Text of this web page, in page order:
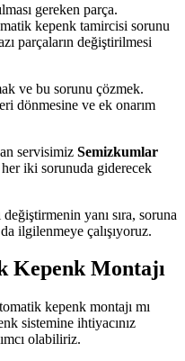
gereken parça.
kepenk tamircisi sorunu
parçaların değiştirilmesi
ve bu sorunu çözmek.
dönmesine ve ek onarım
servisimiz Semizkumlar
iki sorunuda giderecek
yanı sıra, soruna
ilgilenmeye çalışıyoruz.
Kepenk Montajı
kepenk montajı mı
sistemine ihtiyacınız
olabiliriz.